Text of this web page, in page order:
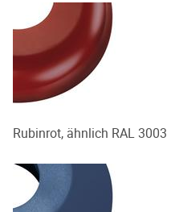
Rubinrot, ähnlich RAL 3003